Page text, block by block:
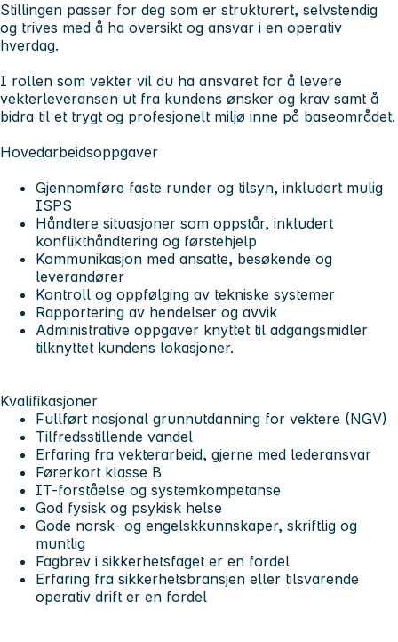
Stillingen passer for deg som er strukturert, selvstendig
og trives med å ha oversikt og ansvar i en operativ
hverdag.
I rollen som vekter vil du ha ansvaret for å levere
vekterleveransen ut fra kundens ønsker og krav samt å
bidra til et trygt og profesjonelt miljø inne på baseområdet.
Hovedarbeidsoppgaver
Gjennomføre faste runder og tilsyn, inkludert mulig
ISPS
Håndtere situasjoner som oppstår, inkludert
konflikthåndtering og førstehjelp
Kommunikasjon med ansatte, besøkende og
leverandører
Kontroll og oppfølging av tekniske systemer
Rapportering av hendelser og avvik
Administrative oppgaver knyttet til adgangsmidler
tilknyttet kundens lokasjoner.
Kvalifikasjoner
Fullført nasjonal grunnutdanning for vektere (NGV)
Tilfredsstillende vandel
Erfaring fra vekterarbeid, gjerne med lederansvar
Førerkort klasse B
IT-forståelse og systemkompetanse
God fysisk og psykisk helse
Gode norsk- og engelskkunnskaper, skriftlig og
muntlig
Fagbrev i sikkerhetsfaget er en fordel
Erfaring fra sikkerhetsbransjen eller tilsvarende
operativ drift er en fordel